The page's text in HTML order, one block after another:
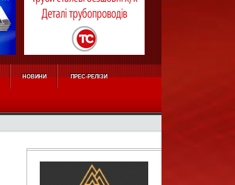
НОВИНИ ПРЕС-РЕЛІЗИ